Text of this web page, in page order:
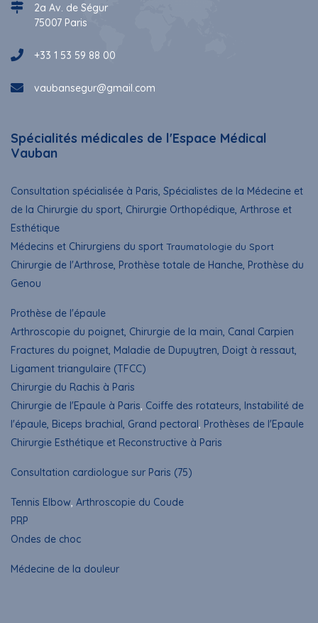
2a Av. de Ségur
75007 Paris
+33 1 53 59 88 00
vaubansegur@gmail.com
Spécialités médicales de l'Espace Médical
Vauban
Consultation spécialisée à Paris, Spécialistes de la Médecine et
de la Chirurgie du sport, Chirurgie Orthopédique, Arthrose et
Esthétique
Médecins et Chirurgiens du sport Traumatologie du Sport
Chirurgie de l'Arthrose, Prothèse totale de Hanche, Prothèse du
Genou
Prothèse de l'épaule
Arthroscopie du poignet, Chirurgie de la main, Canal Carpien
Fractures du poignet, Maladie de Dupuytren, Doigt à ressaut,
Ligament triangulaire (TFCC)
Chirurgie du Rachis à Paris
Chirurgie de l'Epaule à Paris, Coiffe des rotateurs, Instabilité de
l'épaule, Biceps brachial, Grand pectoral , Prothèses de l'Epaule
Chirurgie Esthétique et Reconstructive à Paris
Consultation cardiologue sur Paris (75)
Tennis Elbow, Arthroscopie du Coude
PRP
Ondes de choc
Médecine de la douleur